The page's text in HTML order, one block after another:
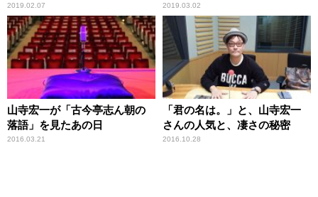
2019.02.07 2019.03.02
山寺宏一が「古今亭志ん朝の
落語」を見たあの日
2016.03.21
「君の名は。」と、山寺宏一
さんの人気と、凄さの秘密
2016.10.28